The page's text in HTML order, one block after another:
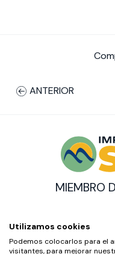
ANTERIOR
MIEMBRO
CON EL SOPORTE
Utilizamos cookies
Podemos colocarlos para el
visitantes, para mejorar